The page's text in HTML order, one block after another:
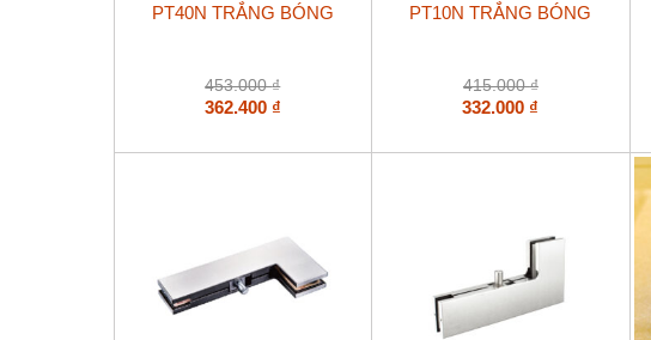
PT40N TRẮNG BÓNG
453.000₫
362.400 ₫
PT10N TRẮNG BÓNG
415.000₫
332.000 ₫